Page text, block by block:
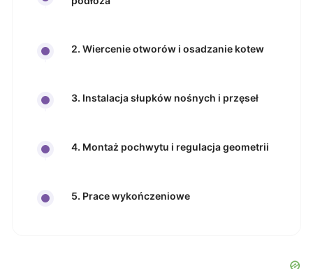
2. Wiercenie otworów i osadzanie kotew
3. Instalacja słupków nośnych i przęseł
4. Montaż pochwytu i regulacja geometrii
5. Prace wykończeniowe